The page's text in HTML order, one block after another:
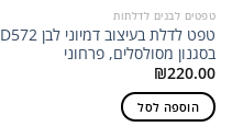
טפטים לבנים לדלתות
טפט לדלת בעיצוב דמיוני לבן D572
בסגנון מסולסלים, פרחוני
₪220.00
הוספה לסל